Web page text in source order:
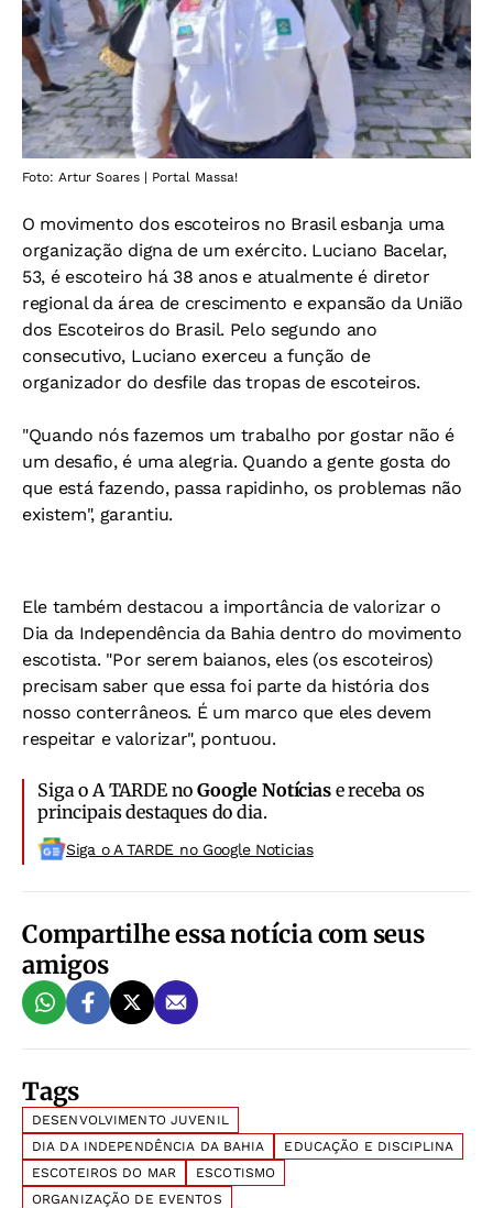
Foto: Artur Soares | Portal Massa!
O movimento dos escoteiros no Brasil esbanja uma
organização digna de um exército. Luciano Bacelar,
53, é escoteiro há 38 anos e atualmente é diretor
regional da área de crescimento e expansão da União
dos Escoteiros do Brasil. Pelo segundo ano
consecutivo, Luciano exerceu a função de
organizador do desfile das tropas de escoteiros.
"Quando nós fazemos um trabalho por gostar não é
um desafio, é uma alegria. Quando a gente gosta do
que está fazendo, passa rapidinho, os problemas não
existem", garantiu.
Ele também destacou a importância de valorizar o
Dia da Independência da Bahia dentro do movimento
escotista. "Por serem baianos, eles (os escoteiros)
precisam saber que essa foi parte da história dos
nosso conterrâneos. É um marco que eles devem
respeitar e valorizar", pontuou.
Siga o A TARDE noGoogle Notíciase receba os
principais destaques do dia.
Siga o A TARDE no Google Noticias
Compartilhe essa notícia com seus
amigos
Tags
DESENVOLVIMENTO JUVENIL
DIA DA INDEPENDÊNCIA DA BAHIA
EDUCAÇÃO E DISCIPLINA
ESCOTEIROS DO MAR
ESCOTISMO
ORGANIZAÇÃO DE EVENTOS